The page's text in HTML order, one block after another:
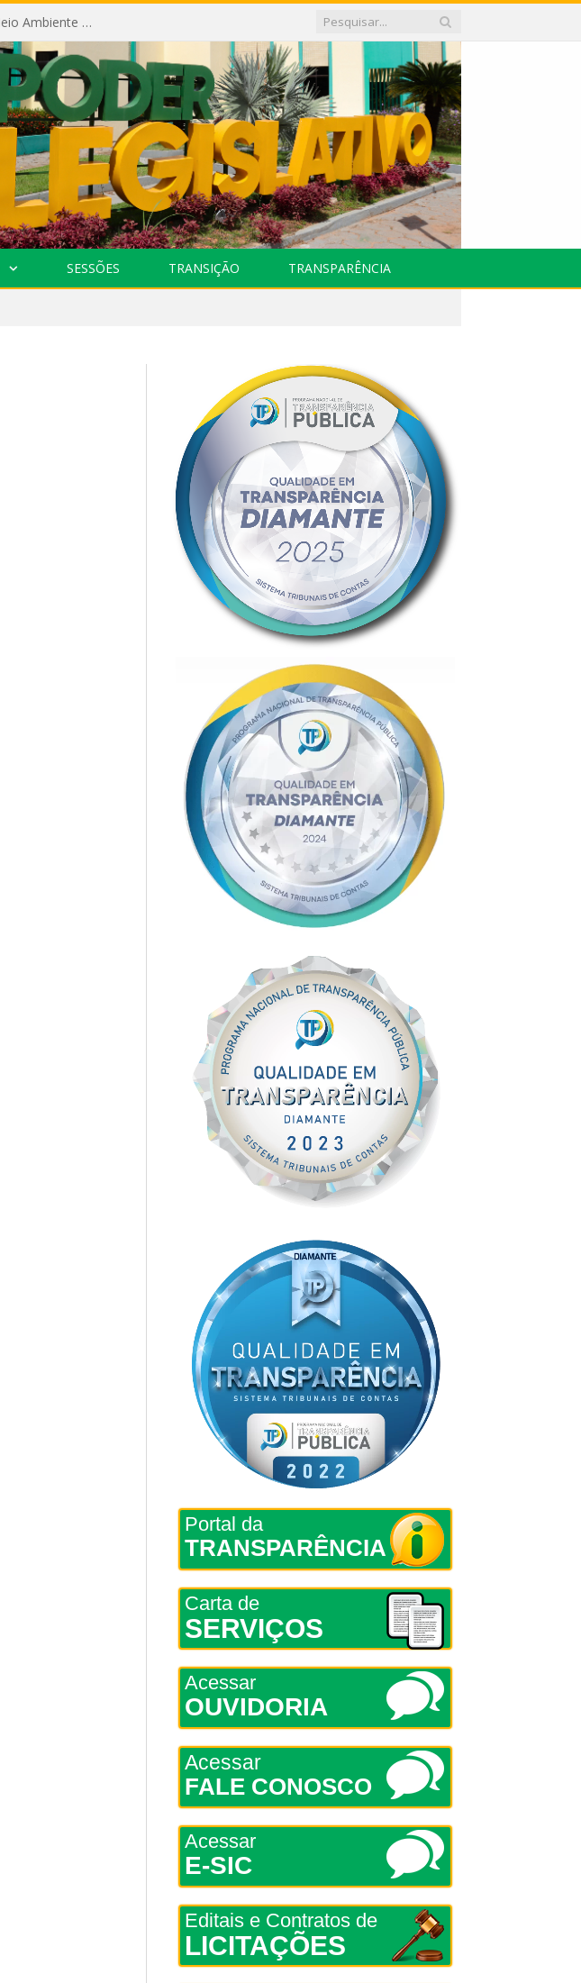
Câmara recebe palestra da Secretária Municipal de Meio Ambiente sobre as ações da “SEMANA DO MEIO AMBIENTE”
SESSÕES TRANSIÇÃO TRANSPARÊNCIA
Portal da
TRANSPARÊNCIA
Carta de
SERVIÇOS
Acessar
OUVIDORIA
Acessar
FALE CONOSCO
Acessar
E-SIC
Editais e Contratos de
LICITAÇÕES